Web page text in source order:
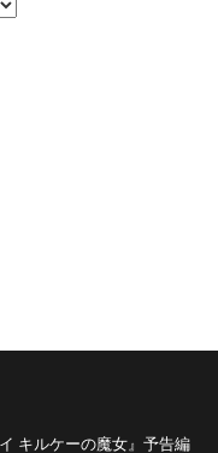
キルケーの魔女』予告編